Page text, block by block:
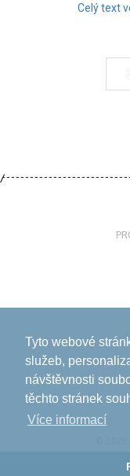
Tyto webové
služeb,
návštěvnosti
těchto stránek
Více informací­
Celý text